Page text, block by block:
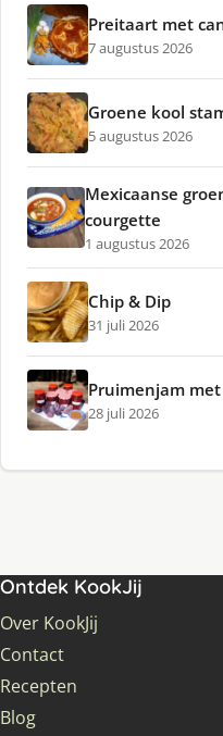
Preitaart met
7 augustus 2026
Groene kool
5 augustus 2026
Mexicaanse
courgette
1 augustus 2026
Chip & Dip
31 juli 2026
Pruimenjam
28 juli 2026
Ontdek KookJij
Over KookJij
Contact
Recepten
Blog